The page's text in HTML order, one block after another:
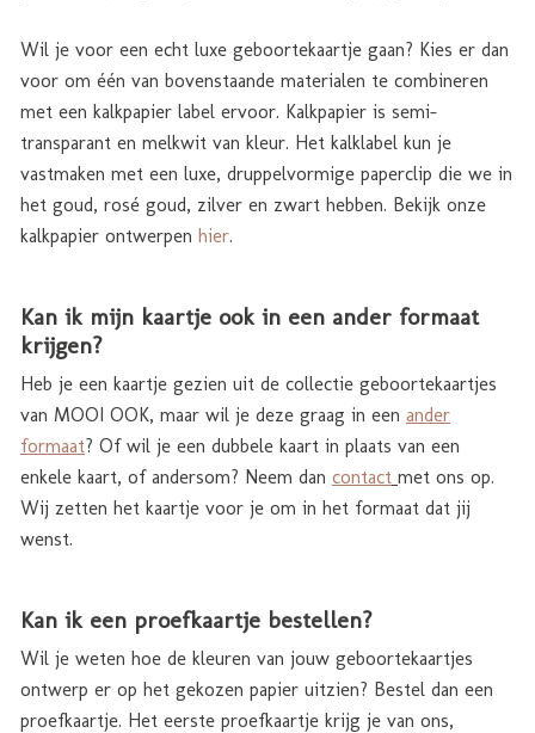
Wil je voor een echt luxe geboortekaartje gaan? Kies er dan
voor om één van bovenstaande materialen te combineren
met een kalkpapier label ervoor. Kalkpapier is semi-
transparant en melkwit van kleur. Het kalklabel kun je
vastmaken met een luxe, druppelvormige paperclip die we in
het goud, rosé goud, zilver en zwart hebben. Bekijk onze
kalkpapier ontwerpen hier.
Kan ik mijn kaartje ook in een ander formaat
krijgen?
Heb je een kaartje gezien uit de collectie geboortekaartjes
van MOOI OOK, maar wil je deze graag in een ander
formaat? Of wil je een dubbele kaart in plaats van een
enkele kaart, of andersom? Neem dan contact met ons op.
Wij zetten het kaartje voor je om in het formaat dat jij
wenst.
Kan ik een proefkaartje bestellen?
Wil je weten hoe de kleuren van jouw geboortekaartjes
ontwerp er op het gekozen papier uitzien? Bestel dan een
proefkaartje. Het eerste proefkaartje krijg je van ons,